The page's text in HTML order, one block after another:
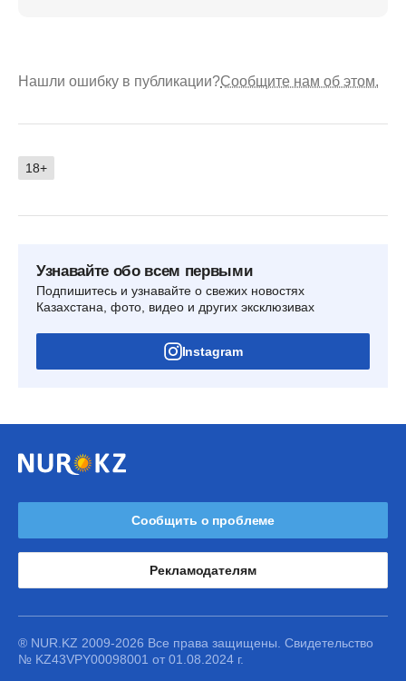
Нашли ошибку в публикации?Сообщите нам об этом.
18+
Узнавайте обо всем первыми
Подпишитесь и узнавайте о свежих новостях
Казахстана, фото, видео и других эксклюзивах
Instagram
Сообщить о проблеме
Рекламодателям
® NUR.KZ 2009-2026 Все права защищены. Свидетельство
№ KZ43VPY00098001 от 01.08.2024 г.